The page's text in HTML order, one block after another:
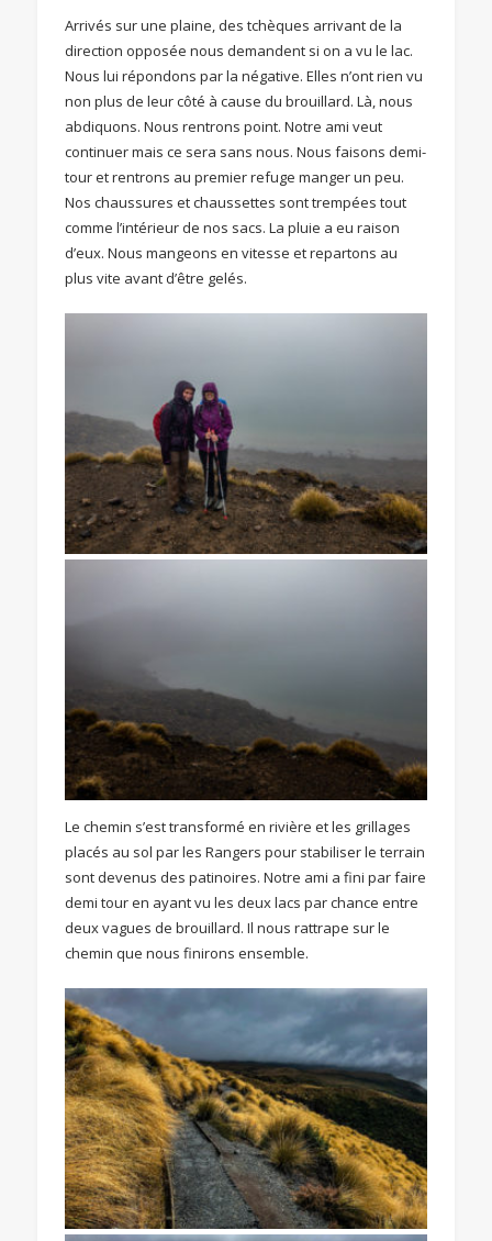
Arrivés sur une plaine, des tchèques arrivant de la
direction opposée nous demandent si on a vu le lac.
Nous lui répondons par la négative. Elles n’ont rien vu
non plus de leur côté à cause du brouillard. Là, nous
abdiquons. Nous rentrons point. Notre ami veut
continuer mais ce sera sans nous. Nous faisons demi-
tour et rentrons au premier refuge manger un peu.
Nos chaussures et chaussettes sont trempées tout
comme l’intérieur de nos sacs. La pluie a eu raison
d’eux. Nous mangeons en vitesse et repartons au
plus vite avant d’être gelés.
Le chemin s’est transformé en rivière et les grillages
placés au sol par les Rangers pour stabiliser le terrain
sont devenus des patinoires. Notre ami a fini par faire
demi tour en ayant vu les deux lacs par chance entre
deux vagues de brouillard. Il nous rattrape sur le
chemin que nous finirons ensemble.